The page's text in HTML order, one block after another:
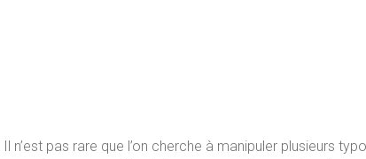
Il n’est pas rare que l’on cherche à manipuler plusieurs